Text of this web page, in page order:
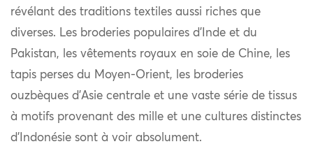
révélant des traditions textiles aussi riches que
diverses. Les broderies populaires d’Inde et du
Pakistan, les vêtements royaux en soie de Chine, les
tapis perses du Moyen-Orient, les broderies
ouzbèques d’Asie centrale et une vaste série de tissus
à motifs provenant des mille et une cultures distinctes
d’Indonésie sont à voir absolument.